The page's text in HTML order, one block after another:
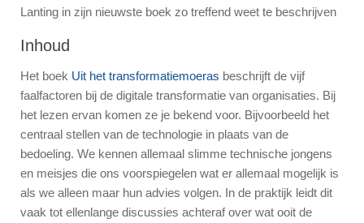
Lanting in zijn nieuwste boek zo treffend weet te beschrijven
Inhoud
Het boek Uit het transformatiemoeras beschrijft de vijf
faalfactoren bij de digitale transformatie van organisaties. Bij
het lezen ervan komen ze je bekend voor. Bijvoorbeeld het
centraal stellen van de technologie in plaats van de
bedoeling. We kennen allemaal slimme technische jongens
en meisjes die ons voorspiegelen wat er allemaal mogelijk is
als we alleen maar hun advies volgen. In de praktijk leidt dit
vaak tot ellenlange discussies achteraf over wat ooit de